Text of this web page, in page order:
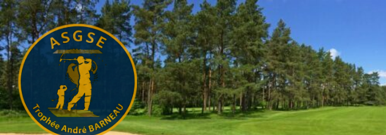
Skip to content